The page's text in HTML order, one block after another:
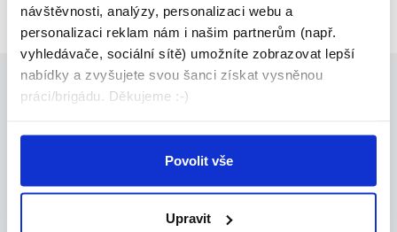
návštěvnosti, analýzy, personalizaci webu a
personalizaci reklam nám i našim partnerům (např.
vyhledávače, sociální sítě) umožníte zobrazovat lepší
nabídky a zvyšujete svou šanci získat vysněnou
práci/brigádu. Děkujeme :-)
Povolit vše
Upravit